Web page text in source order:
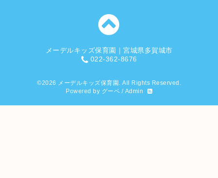
メーデルキッズ保育園｜宮城県多賀城市
022-362-8676
©2026 メーデルキッズ保育園 . All Rights Reserved.
Powered by グーペ / Admin